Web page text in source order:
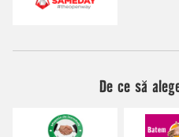
De ce să